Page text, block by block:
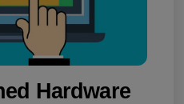
Hardware